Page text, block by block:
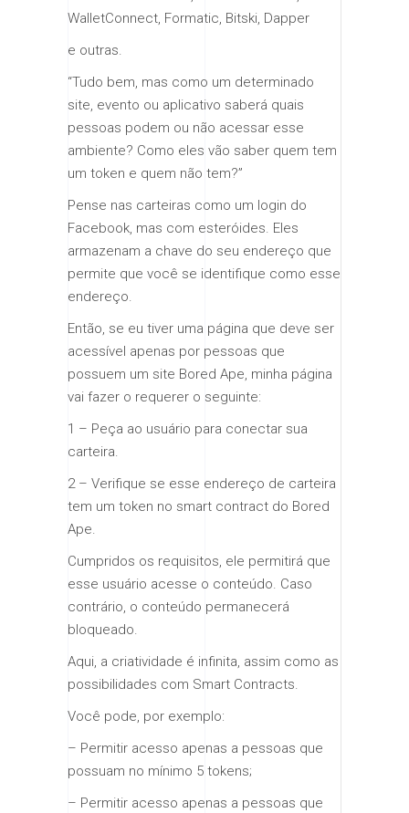
WalletConnect, Formatic, Bitski, Dapper
e outras.
“Tudo bem, mas como um determinado
site, evento ou aplicativo saberá quais
pessoas podem ou não acessar esse
ambiente? Como eles vão saber quem tem
um token e quem não tem?”
Pense nas carteiras como um login do
Facebook, mas com esteróides. Eles
armazenam a chave do seu endereço que
permite que você se identifique como esse
endereço.
Então, se eu tiver uma página que deve ser
acessível apenas por pessoas que
possuem um site Bored Ape, minha página
vai fazer o requerer o seguinte:
1 – Peça ao usuário para conectar sua
carteira.
2 – Verifique se esse endereço de carteira
tem um token no smart contract do Bored
Ape.
Cumpridos os requisitos, ele permitirá que
esse usuário acesse o conteúdo. Caso
contrário, o conteúdo permanecerá
bloqueado.
Aqui, a criatividade é infinita, assim como as
possibilidades com Smart Contracts.
Você pode, por exemplo:
– Permitir acesso apenas a pessoas que
possuam no mínimo 5 tokens;
– Permitir acesso apenas a pessoas que